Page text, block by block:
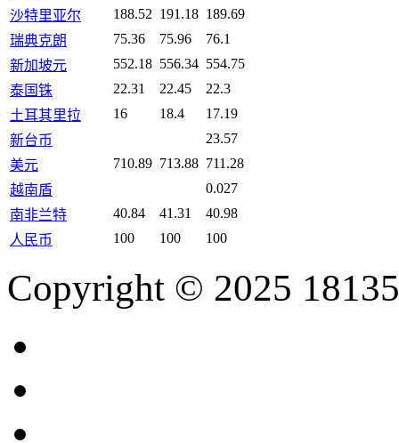
沙特里亚尔
188.52 191.18 189.69
瑞典克朗
75.36 75.96
76.1
新加坡元
552.18 556.34 554.75
泰国铢
22.31 22.45
22.3
土耳其里拉
16 18.4
17.19
新台币
23.57
美元
710.89 713.88 711.28
越南盾
0.027
南非兰特
40.84 41.31
40.98
人民币
100 100 100
Copyright © 2025